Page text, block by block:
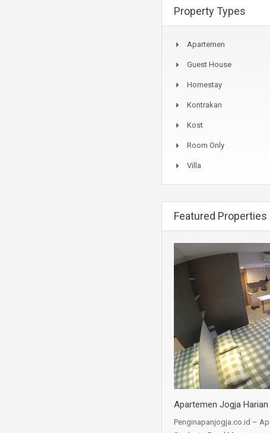
Property Types
Apartemen
Guest House
Homestay
Kontrakan
Kost
Room Only
Villa
Featured Properties
Apartemen Jogja
Penginapanjogja.co.id –